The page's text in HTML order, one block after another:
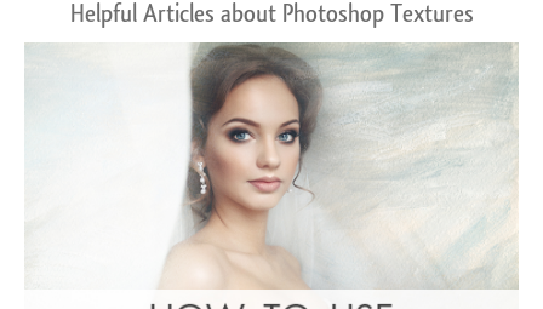
Helpful Articles about Photoshop Textures